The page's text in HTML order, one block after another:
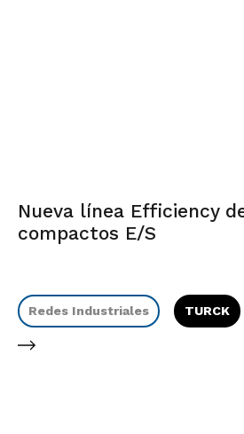
Nueva línea Efficiency
compactos E/S
Redes Industriales TURCK